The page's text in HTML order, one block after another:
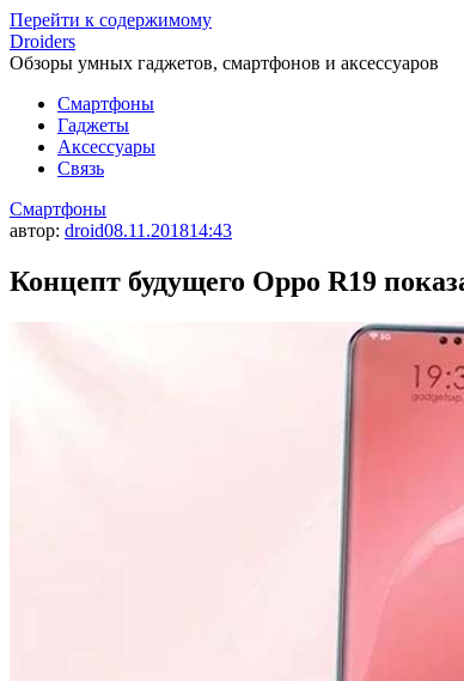
Перейти к содержимому
Droiders
Обзоры умных гаджетов, смартфонов и аксессуаров
Смартфоны
Гаджеты
Аксессуары
Связь
Смартфоны
автор: droid08.11.201814:43
Концепт будущего Oppo R19